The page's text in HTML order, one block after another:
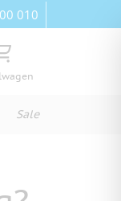
010
is empty
winkelwagen,
Sale